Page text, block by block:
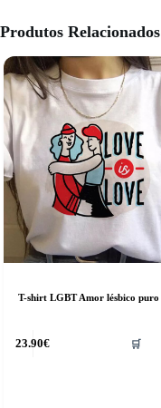
Produtos Relacionados
T-shirt LGBT Amor lésbico puro
23.90€ 🛒